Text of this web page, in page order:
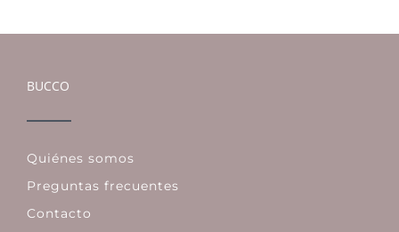
BUCCO
Quiénes somos
Preguntas frecuentes
Contacto